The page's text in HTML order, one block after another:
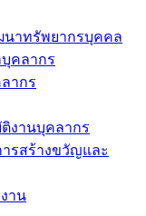
าทรัพยากรบุคคล
คลากร
ากร
งานบุคลากร
รสร้างขวัญและ
าน